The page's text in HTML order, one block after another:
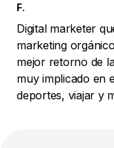
Digital marketer
marketing
mejor retorno de
muy implicado en
deportes, viajar y